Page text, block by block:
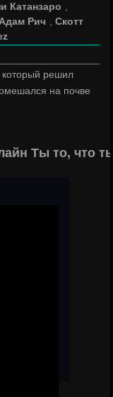
Катанзаро
Адам Рич ,Скотт
решил
на почве
Ты то, что